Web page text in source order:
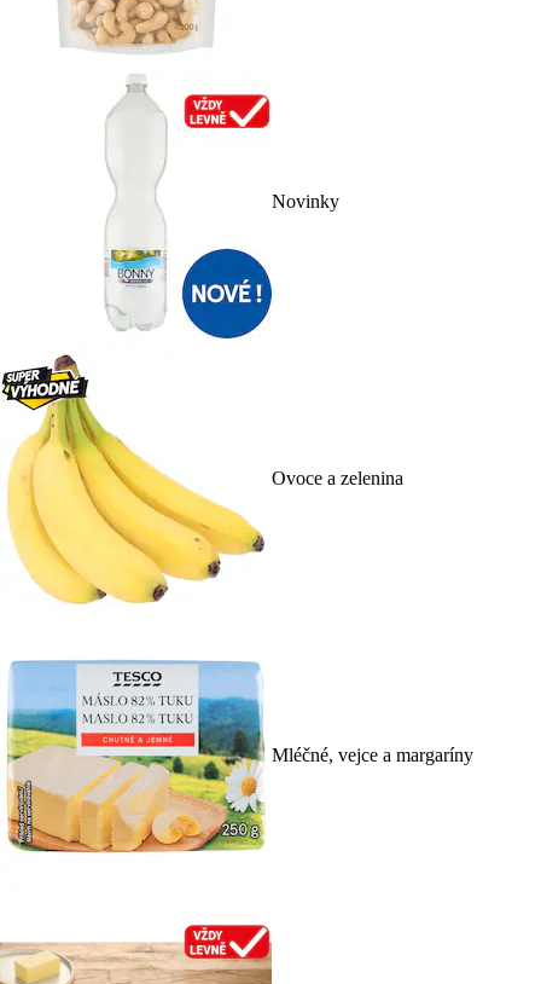
Novinky
Ovoce a zelenina
Mléčné, vejce a margaríny